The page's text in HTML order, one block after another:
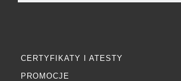
CERTYFIKATY I ATESTY
PROMOCJE